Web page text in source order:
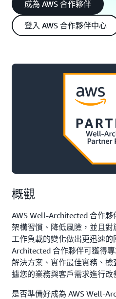
成為 AWS 合作夥伴
登入 AWS 合作夥伴中心
概觀
AWS Well-Architected 合作
架構習慣、降低風險，並且
工作負載的變化做出更迅速的
Architected 合作夥伴可獲得
解決方案、實作最佳實務、
據您的業務與客戶需求進行改
是否準備好成為 AWS Well-